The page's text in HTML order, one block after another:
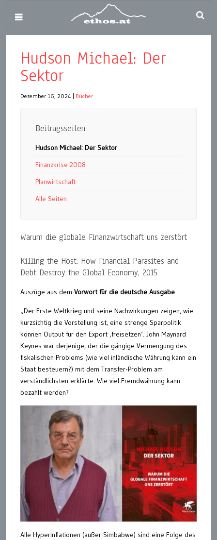
Hudson Michael: Der
Sektor
Dezember 16, 2024 Bücher
Beitragsseiten
Hudson Michael: Der Sektor
Finanzkrise 2008
Planwirtschaft
Alle Seiten
Warum die globale Finanzwirtschaft uns zerstört
Killing the Host. How Financial Parasites and
Debt Destroy the Global Economy, 2015
Auszüge aus dem Vorwort für die deutsche Ausgabe
„Der Erste Weltkrieg und seine Nachwirkungen zeigen, wie
kurzsichtig die Vorstellung ist, eine strenge Sparpolitik
können Output für den Export ‚freisetzen‘. John Maynard
Keynes war derjenige, der die gängige Vermengung des
fiskalischen Problems (wie viel inländische Währung kann ein
Staat besteuern?) mit dem Transfer-Problem am
verständlichsten erklärte: Wie viel Fremdwährung kann
bezahlt werden?
Alle Hyperinflationen (außer Simbabwe) sind eine Folge des